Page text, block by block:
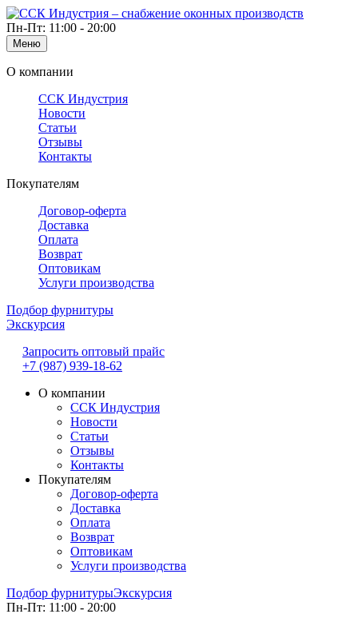
Пн-Пт: 11:00 - 20:00
Меню
О компании
ССК Индустрия
Новости
Статьи
Отзывы
Контакты
Покупателям
Договор-оферта
Доставка
Оплата
Возврат
Оптовикам
Услуги производства
Подбор фурнитуры
Экскурсия
Запросить оптовый прайс
+7 (987) 939-18-62
О компании
ССК Индустрия
Новости
Статьи
Отзывы
Контакты
Покупателям
Договор-оферта
Доставка
Оплата
Возврат
Оптовикам
Услуги производства
Подбор фурнитурыЭкскурсия
Пн-Пт: 11:00 - 20:00